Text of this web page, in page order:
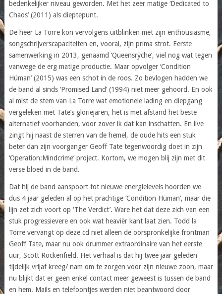
bedenkelijker niveau geworden. Met het zeer matige ‘Dedicated to
Chaos’ (2011) als dieptepunt.
De heer La Torre kon vervolgens uitblinken met zijn enthousiasme,
songschrijverscapaciteiten en, vooral, zijn prima strot. Eerste
samenwerking in 2013, genaamd ‘Queensrÿche’, viel nog wat tegen
vanwege de erg matige productie. Maar opvolger ‘Condition
Hüman’ (2015) was een schot in de roos. Zo bevlogen hadden we
de band al sinds ‘Promised Land’ (1994) niet meer gehoord. En ook
al mist de stem van La Torre wat emotionele lading en diepgang
vergeleken met Tate’s gloriejaren, het is met afstand het beste
alternatief voorhanden, voor zover ik dat kan inschatten. En live
zingt hij naast de sterren van de hemel, de oude hits een stuk
beter dan zijn voorganger Geoff Tate tegenwoordig doet in zijn
‘Operation:Mindcrime’ project. Kortom, we mogen blij zijn met dit
verse bloed in de band.
Dat hij de band aanspoort tot nieuwe energielevels hoorden we
dus 4 jaar geleden al op het prachtige ‘Condition Hüman’, maar die
lijn zet zich voort op ‘The Verdict’. Ware het dat deze zich van een
stuk progressievere en ook wat heaviër kant laat zien. Todd la
Torre vervangt op deze cd niet alleen de oorspronkelijke frontman
Geoff Tate, maar nu ook drummer extraordinaire van het eerste
uur, Scott Rockenfield. Het verhaal is dat hij twee jaar geleden
tijdelijk vrijaf kreeg/ nam om te zorgen voor zijn nieuwe zoon, maar
nu blijkt dat er geen enkel contact meer geweest is tussen de band
en hem. Mails en telefoontjes werden niet beantwoord door